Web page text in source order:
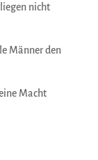
nicht
Männer den
Macht